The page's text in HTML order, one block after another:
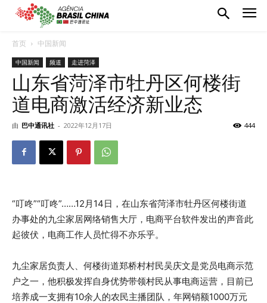
首页 中国新闻
中国新闻 频道 走进菏泽
山东省菏泽市牡丹区何楼街
道电商激活经济新业态
由 巴中通讯社 - 2022年12月17日 444
“叮咚”“叮咚”……12月14日，在山东省菏泽市牡丹区何楼街道
办事处的九尘家居网络销售大厅，电商平台软件发出的声音此
起彼伏，电商工作人员忙得不亦乐乎。
九尘家居负责人、何楼街道郑桥村村民吴庆文是党员电商示范
户之一，他积极发挥自身优势带领村民从事电商运营，目前已
培养成一支拥有10余人的农民主播团队，年网销额1000万元